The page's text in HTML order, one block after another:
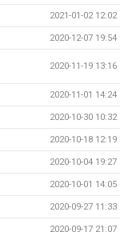
2021-01-02 12:02
2020-12-07 19:54
2020-11-19 13:16
2020-11-01 14:24
2020-10-30 10:32
2020-10-18 12:19
2020-10-04 19:27
2020-10-01 14:05
2020-09-27 11:33
2020-09-17 21:07